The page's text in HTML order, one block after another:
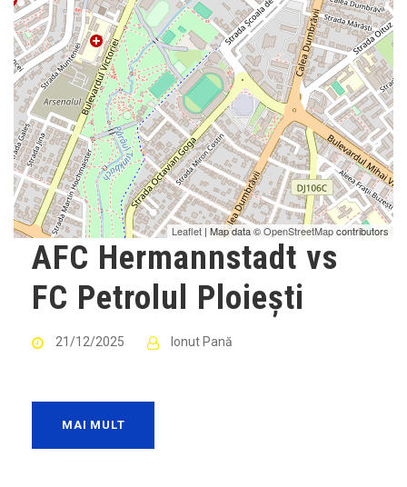
Leaflet | Map data ©OpenStreetMapcontributors
AFC Hermannstadt vs
FC Petrolul Ploiești
21/12/2025 Ionut Pană
MAI MULT